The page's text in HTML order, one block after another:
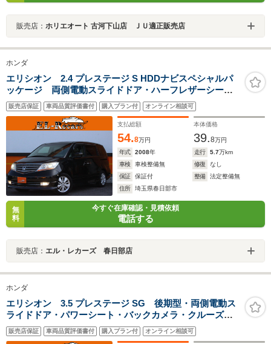
販売店： ホリエオート 古河下山店 ＪＵ適正販売店
ホンダ
エリシオン 2.4 プレステージ S HDDナビスペシャルパ
ッケージ 両側電動スライドドア・ハーフレザーシー
ト・バックカメラ・HIDヘッドライト・HDDナビ・ミュ
ージックサーバー・キーレス・オートA/C・純正17インチ
アルミ・革巻きハンドル・ウィンカーミラー
販売店保証 車両品質評価書付 購入プラン付 オンライン相談可
支払総額
54.8万円
本体価格
39.8万円
年式
2008年 走行 5.7万km
車検
車検整備無 修復
なし
保証
保証付 整備
法定整備無
住所
埼玉県春日部市
無
料
今すぐ在庫確認・見積依頼
電話する
販売店： エル・レカーズ 春日部店
ホンダ
エリシオン 3.5 プレステージ SG 後期型・両側電動ス
ライドドア・パワーシート・バックカメラ・クルーズコ
ントロール・スマートキー・ハーフレザーシート・HIDヘ
ッドライト・オートA/C・ETC・純正18インチアルミ
販売店保証 車両品質評価書付 購入プラン付 オンライン相談可